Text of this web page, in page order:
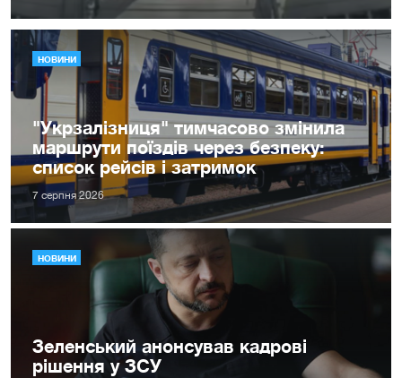
НОВИНИ
"Укрзалізниця" тимчасово змінила
маршрути поїздів через безпеку:
список рейсів і затримок
7 серпня 2026
НОВИНИ
Зеленський анонсував кадрові
рішення у ЗСУ